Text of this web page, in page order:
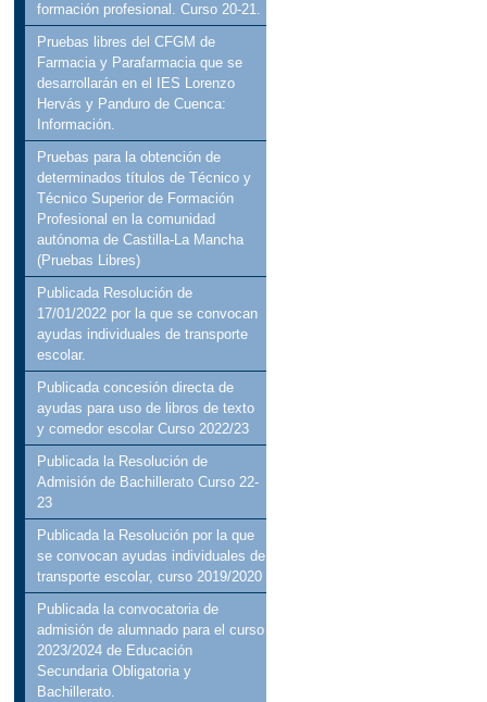
formación profesional. Curso 20-21.
Pruebas libres del CFGM de
Farmacia y Parafarmacia que se
desarrollarán en el IES Lorenzo
Hervás y Panduro de Cuenca:
Información.
Pruebas para la obtención de
determinados títulos de Técnico y
Técnico Superior de Formación
Profesional en la comunidad
autónoma de Castilla-La Mancha
(Pruebas Libres)
Publicada Resolución de
17/01/2022 por la que se convocan
ayudas individuales de transporte
escolar.
Publicada concesión directa de
ayudas para uso de libros de texto
y comedor escolar Curso 2022/23
Publicada la Resolución de
Admisión de Bachillerato Curso 22-
23
Publicada la Resolución por la que
se convocan ayudas individuales de
transporte escolar, curso 2019/2020
Publicada la convocatoria de
admisión de alumnado para el curso
2023/2024 de Educación
Secundaria Obligatoria y
Bachillerato.